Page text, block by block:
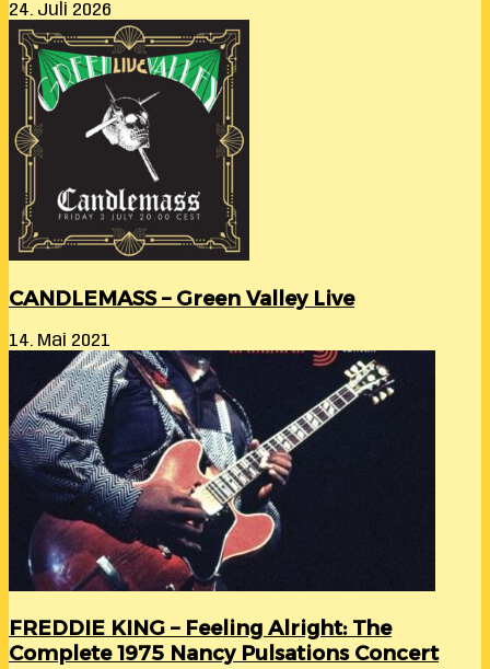
24. Juli 2026
CANDLEMASS – Green Valley Live
14. Mai 2021
FREDDIE KING – Feeling Alright: The
Complete 1975 Nancy Pulsations Concert